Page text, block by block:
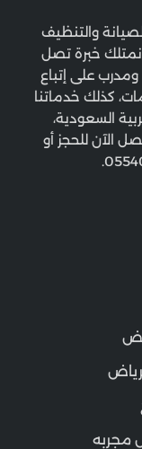
والتنظيف
نمتلك خبرة تصل
ومدرب على إتباع
كذلك خدماتنا
السعودية،
الآن للحجز أو
مجربه